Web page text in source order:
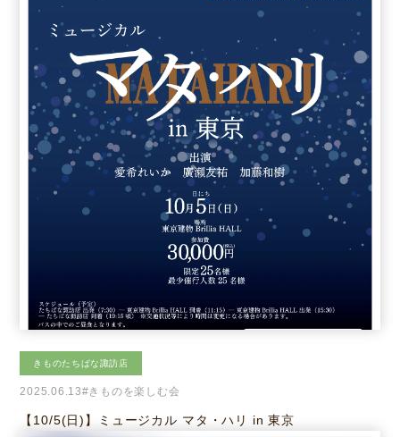
きものたちばな諏訪店
2025.06.13#きものを楽しむ会
【10/5(日)】ミュージカル マタ・ハリ in 東京